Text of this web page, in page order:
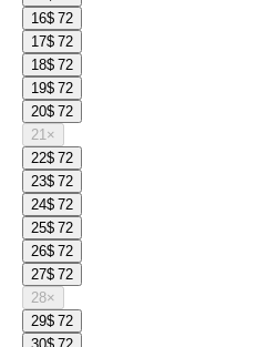
16$ 72
17$ 72
18$ 72
19$ 72
20$ 72
21×
22$ 72
23$ 72
24$ 72
25$ 72
26$ 72
27$ 72
28×
29$ 72